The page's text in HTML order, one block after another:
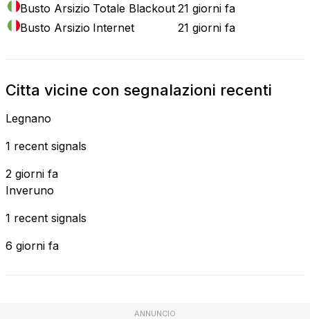
Busto Arsizio Totale Blackout 21 giorni fa
Busto Arsizio Internet 21 giorni fa
Citta vicine con segnalazioni recenti
Legnano
1 recent signals
2 giorni fa
Inveruno
1 recent signals
6 giorni fa
ANNUNCIO